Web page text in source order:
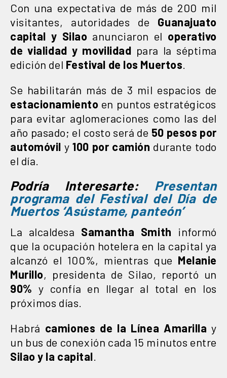
Con una expectativa de más de 200 mil
visitantes, autoridades de Guanajuato
capital y Silao anunciaron el operativo
de vialidad y movilidad para la séptima
edición del Festival de los Muertos
Se habilitarán más de 3 mil espacios de
estacionamiento en puntos estratégicos
para evitar aglomeraciones como las del
año pasado; el costo será de 50 pesos por
automóvil y100 por camión durante todo
el día.
Podría Interesarte:
Presentan
programa del Festival del Día de
Muertos ‘Asústame, panteón’
La alcaldesa Samantha Smith informó
que la ocupación hotelera en la capital ya
alcanzó el 100%, mientras que Melanie
Murillo, presidenta de Silao, reportó un
90% y confía en llegar al total en los
próximos días.
Habrá camiones de la Línea Amarilla y
un bus de conexión cada 15 minutos entre
Silao y la capital